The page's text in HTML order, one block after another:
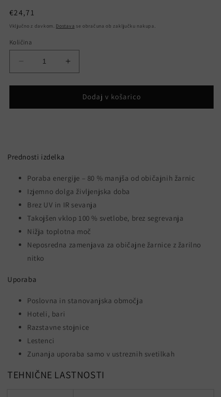
Redna
cena
€24,71
Vključno z davkom. Dostava se obračuna ob zaključku nakupa.
Količina
Pomanjšaš
količino
za
Reflektor
Povečaj
količino
za
izdelek
Reflektor
Dodaj v košarico
Prednosti izdelka
Poraba energije – 80 % manjša od običajnih žarnic
Izjemno dolga življenjska doba
Brez UV in IR sevanja
Takojšen vklop 100 % svetlobe, brez segrevanja
Nižja toplotna moč
Neposredna zamenjava za običajne žarnice z žarilno
nitko
Uporaba
Poslovna in stanovanjska območja
Hoteli, bari
Razstavne stojnice
Lestenci
Zunanja uporaba samo v ustreznih svetilkah
TEHNIČNE LASTNOSTI